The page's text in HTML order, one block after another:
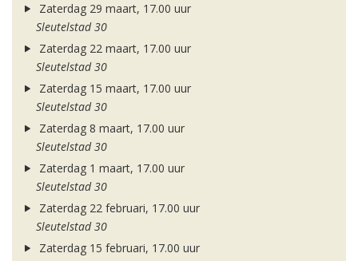
Zaterdag 29 maart, 17.00 uur
Sleutelstad 30
Zaterdag 22 maart, 17.00 uur
Sleutelstad 30
Zaterdag 15 maart, 17.00 uur
Sleutelstad 30
Zaterdag 8 maart, 17.00 uur
Sleutelstad 30
Zaterdag 1 maart, 17.00 uur
Sleutelstad 30
Zaterdag 22 februari, 17.00 uur
Sleutelstad 30
Zaterdag 15 februari, 17.00 uur